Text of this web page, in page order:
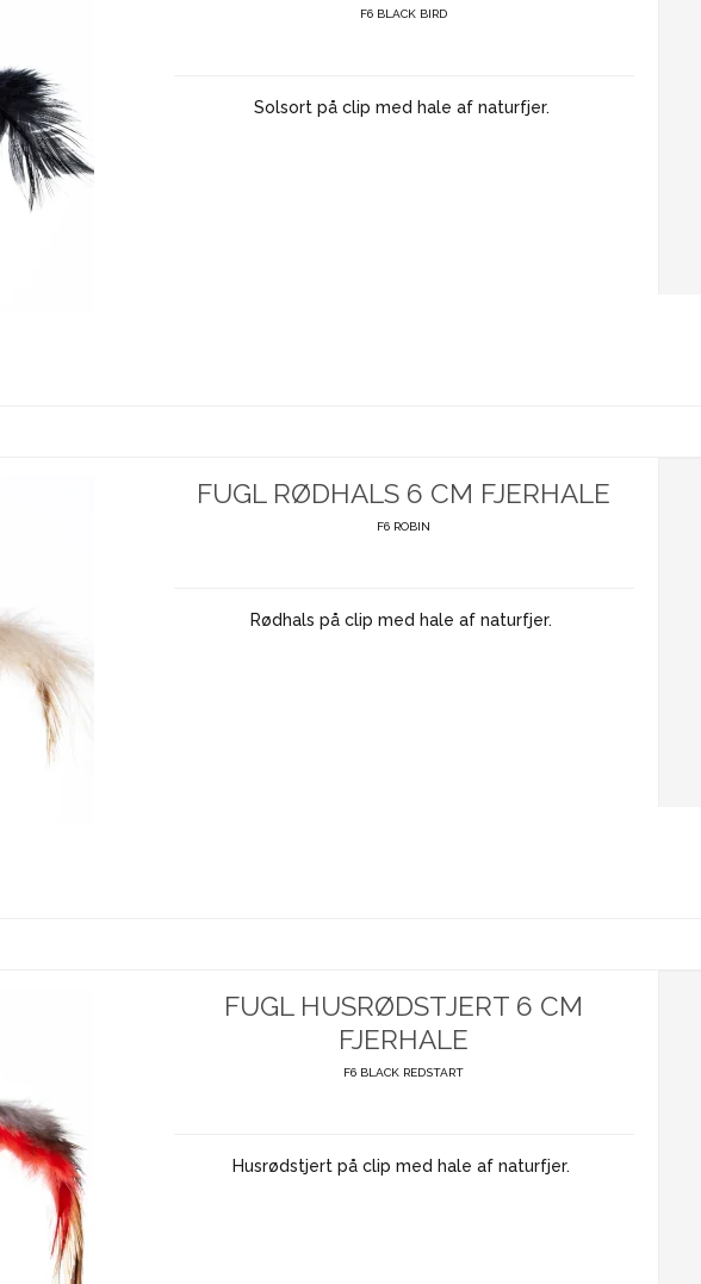
F6 BLACK BIRD
Solsort på clip med hale af naturfjer.
FUGL RØDHALS 6 CM FJERHALE
F6 ROBIN
Rødhals på clip med hale af naturfjer.
FUGL HUSRØDSTJERT 6 CM
FJERHALE
F6 BLACK REDSTART
Husrødstjert på clip med hale af naturfjer.